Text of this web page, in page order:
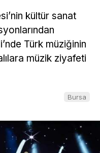
kültür sanat
Türk müziğinin
müzik ziyafeti
Bursa